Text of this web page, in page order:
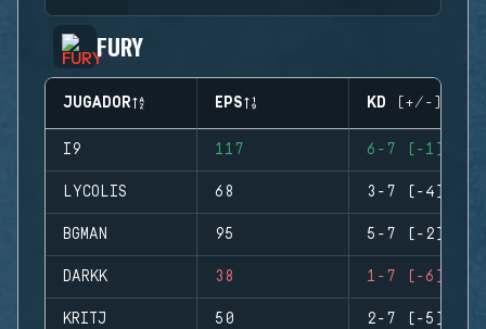
FURY
JUGADOR EPS KD (+/-)
I9 117 6-7 (-1)
LYCOLIS 68 3-7 (-4)
BGMAN 95 5-7 (-2)
DARKK 38 1-7 (-6)
KRITJ 50 2-7 (-5)